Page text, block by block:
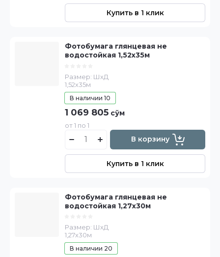
Купить в 1 клик
Фотобумага глянцевая не
водостойкая 1,52х35м
Размер: ШхД
1,52х35м
В наличии 10
1 069 805 сўм
от 1 по 1
В корзину
Купить в 1 клик
Фотобумага глянцевая не
водостойкая 1,27х30м
Размер: ШхД
1,27х30м
В наличии 20